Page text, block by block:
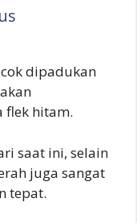
dipadukan
flek hitam.
saat ini, selain
juga sangat
tepat.